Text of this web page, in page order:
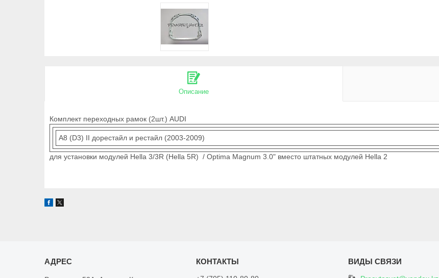
Описание
Комплект переходных рамок (2шт.) AUDI
A8 (D3) II дорестайл и рестайл (2003-2009)
для установки модулей Hella 3/3R (Hella 5R) / Optima Magnum 3.0" вместо штатных модулей Hella 2